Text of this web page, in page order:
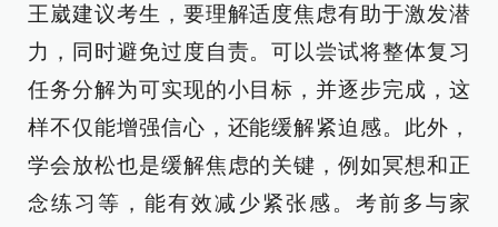
王崴建议考生，要理解适度焦虑有助于激发潜
力，同时避免过度自责。可以尝试将整体复习
任务分解为可实现的小目标，并逐步完成，这
样不仅能增强信心，还能缓解紧迫感。此外，
学会放松也是缓解焦虑的关键，例如冥想和正
念练习等，能有效减少紧张感。考前多与家